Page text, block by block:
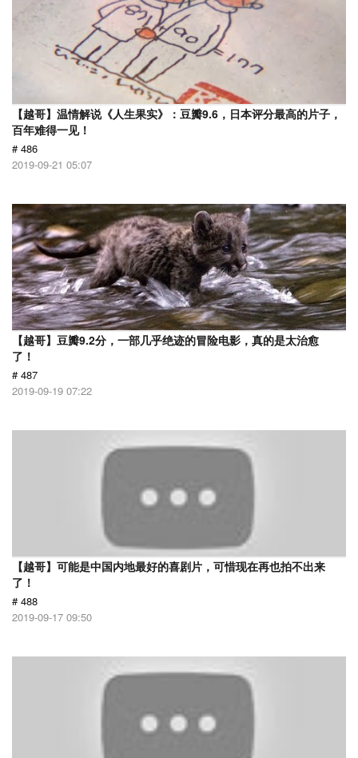
【越哥】温情解说《人生果实》：豆瓣9.6，日本评分最高的片子，
百年难得一见！
# 486
2019-09-21 05:07
【越哥】豆瓣9.2分，一部几乎绝迹的冒险电影，真的是太治愈
了！
# 487
2019-09-19 07:22
【越哥】可能是中国内地最好的喜剧片，可惜现在再也拍不出来
了！
# 488
2019-09-17 09:50